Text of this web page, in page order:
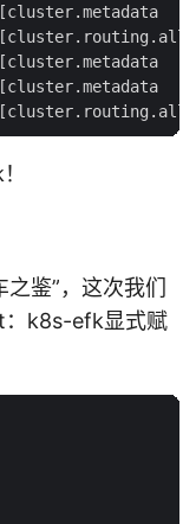
鉴”，这次我们
：k8s-efk显式赋